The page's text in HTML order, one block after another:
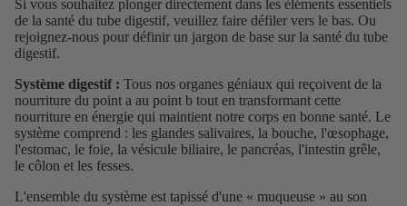
Si vous souhaitez plonger directement dans les éléments essentiels
de la santé du tube digestif, veuillez faire défiler vers le bas. Ou
rejoignez-nous pour définir un jargon de base sur la santé du tube
digestif.
Système digestif : Tous nos organes géniaux qui reçoivent de la
nourriture du point a au point b tout en transformant cette
nourriture en énergie qui maintient notre corps en bonne santé. Le
système comprend : les glandes salivaires, la bouche, l'œsophage,
l'estomac, le foie, la vésicule biliaire, le pancréas, l'intestin grêle,
le côlon et les fesses.
L'ensemble du système est tapissé d'une « muqueuse » au son